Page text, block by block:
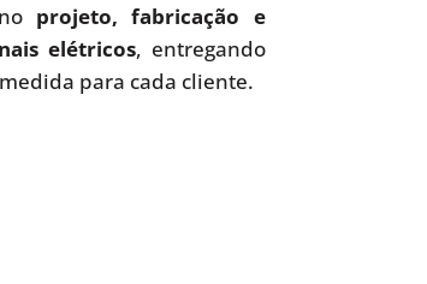
projeto, fabricação e
elétricos, entregando
para cada cliente.